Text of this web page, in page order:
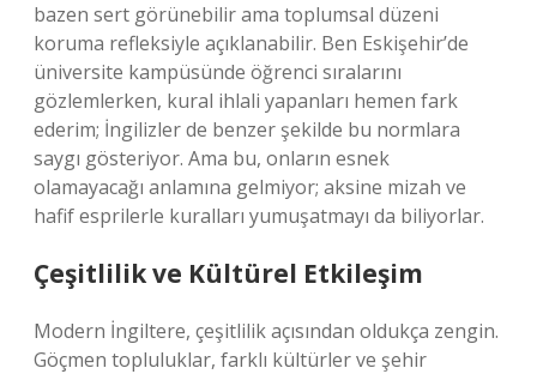
bazen sert görünebilir ama toplumsal düzeni
koruma refleksiyle açıklanabilir. Ben Eskişehir’de
üniversite kampüsünde öğrenci sıralarını
gözlemlerken, kural ihlali yapanları hemen fark
ederim; İngilizler de benzer şekilde bu normlara
saygı gösteriyor. Ama bu, onların esnek
olamayacağı anlamına gelmiyor; aksine mizah ve
hafif esprilerle kuralları yumuşatmayı da biliyorlar.
Çeşitlilik ve Kültürel Etkileşim
Modern İngiltere, çeşitlilik açısından oldukça zengin.
Göçmen topluluklar, farklı kültürler ve şehir